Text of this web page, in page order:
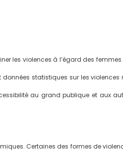
les violences à l’égard des femmes
statistiques sur les violences
au grand publique et aux
Certaines des formes de